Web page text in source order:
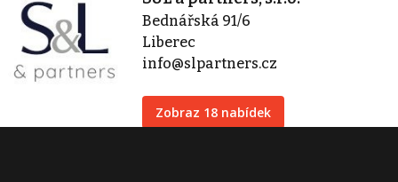
Bednářská 91/6
Liberec
info@slpartners.cz
Zobraz 18 nabídek